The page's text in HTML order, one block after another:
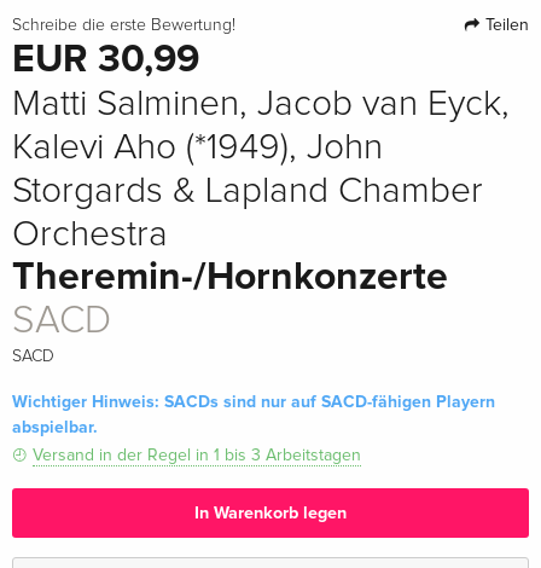
Schreibe die erste Bewertung! Teilen
EUR 30,99
Matti Salminen, Jacob van Eyck,
Kalevi Aho (*1949), John
Storgards & Lapland Chamber
Orchestra
Theremin-/Hornkonzerte
SACD
SACD
Wichtiger Hinweis: SACDs sind nur auf SACD-fähigen Playern
abspielbar.
Versand in der Regel in 1 bis 3 Arbeitstagen
In Warenkorb legen